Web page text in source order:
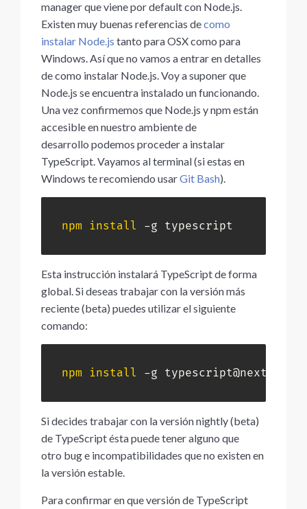
manager que viene por default con Node.js.
Existen muy buenas referencias decomo
instalar Node.js tanto para OSX como para
Windows. Así que no vamos a entrar en detalles
de como instalar Node.js. Voy a suponer que
Node.js se encuentra instalado un funcionando.
Una vez confirmemos que Node.js y npm están
accesible en nuestro ambiente de
desarrollo podemos proceder a instalar
TypeScript. Vayamos al terminal (si estas en
Windows te recomiendo usarGit Bash).
npm install -g typescript
Esta instrucción instalará TypeScript de forma
global. Si deseas trabajar con la versión más
reciente (beta) puedes utilizar el siguiente
comando:
npm install -g typescript@next
Si decides trabajar con la versión nightly (beta)
de TypeScript ésta puede tener alguno que
otro bug e incompatibilidades que no existen en
la versión estable.
Para confirmar en que versión de TypeScript